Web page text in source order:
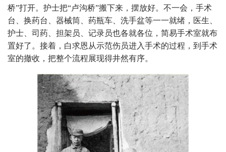
桥”打开。护士把“卢沟桥”搬下来，摆放好。不一会，手术
台、换药台、器械筒、药瓶车、洗手盆等一一就绪，医生、
护士、司药、担架员、记录员也各就各位，简易手术室就布
置好了。接着，白求恩从示范伤员进入手术的过程，到手术
室的撤收，把整个流程展现得井然有序。